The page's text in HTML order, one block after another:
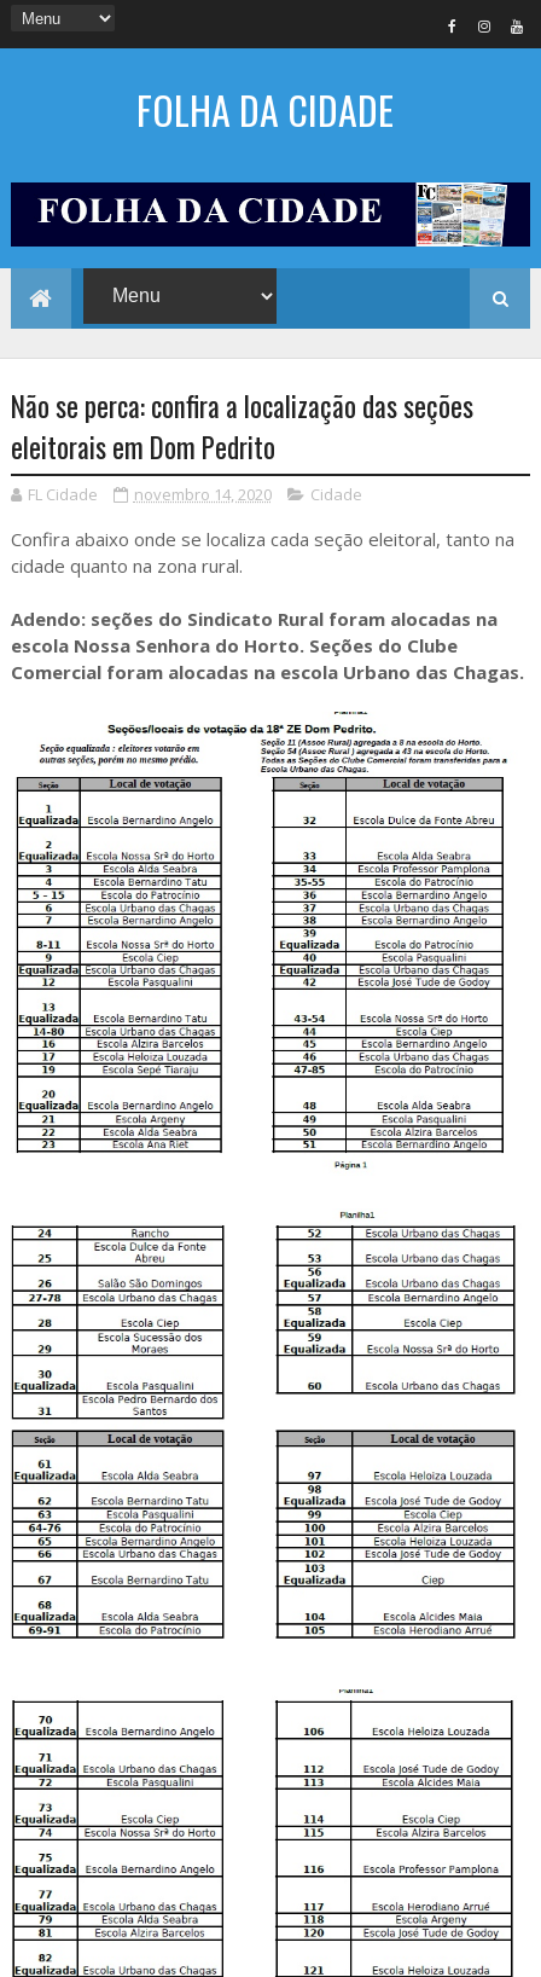
FOLHA DA CIDADE
Não se perca: confira a localização das seções
eleitorais em Dom Pedrito
FL Cidade novembro 14, 2020 Cidade
Confira abaixo onde se localiza cada seção eleitoral, tanto na
cidade quanto na zona rural.
Adendo: seções do Sindicato Rural foram alocadas na
escola Nossa Senhora do Horto. Seções do Clube
Comercial foram alocadas na escola Urbano das Chagas.